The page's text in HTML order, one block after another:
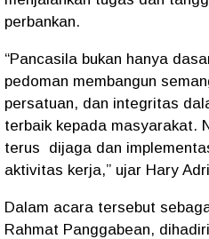
perbankan.
“Pancasila bukan hanya
pedoman membangun
persatuan, dan integritas
terbaik kepada masyarakat.
terus dijaga dan
aktivitas kerja,” ujar Hary
Dalam acara tersebut
Rahmat Panggabean,